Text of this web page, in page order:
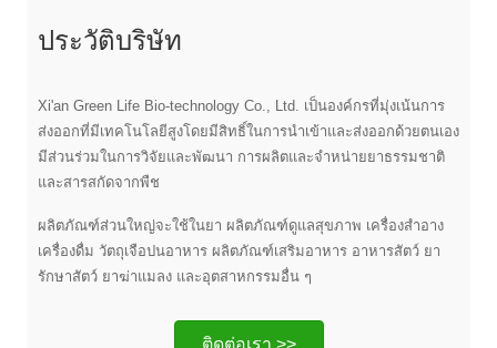
ประวัติบริษัท
Xi'an Green Life Bio-technology Co., Ltd. เป็นองค์กรที่มุ่งเน้นการ
ส่งออกที่มีเทคโนโลยีสูงโดยมีสิทธิ์ในการนำเข้าและส่งออกด้วยตนเอง
มีส่วนร่วมในการวิจัยและพัฒนา การผลิตและจำหน่ายยาธรรมชาติ
และสารสกัดจากพืช
ผลิตภัณฑ์ส่วนใหญ่จะใช้ในยา ผลิตภัณฑ์ดูแลสุขภาพ เครื่องสำอาง
เครื่องดื่ม วัตถุเจือปนอาหาร ผลิตภัณฑ์เสริมอาหาร อาหารสัตว์ ยา
รักษาสัตว์ ยาฆ่าแมลง และอุตสาหกรรมอื่น ๆ
ติดต่อเรา >>